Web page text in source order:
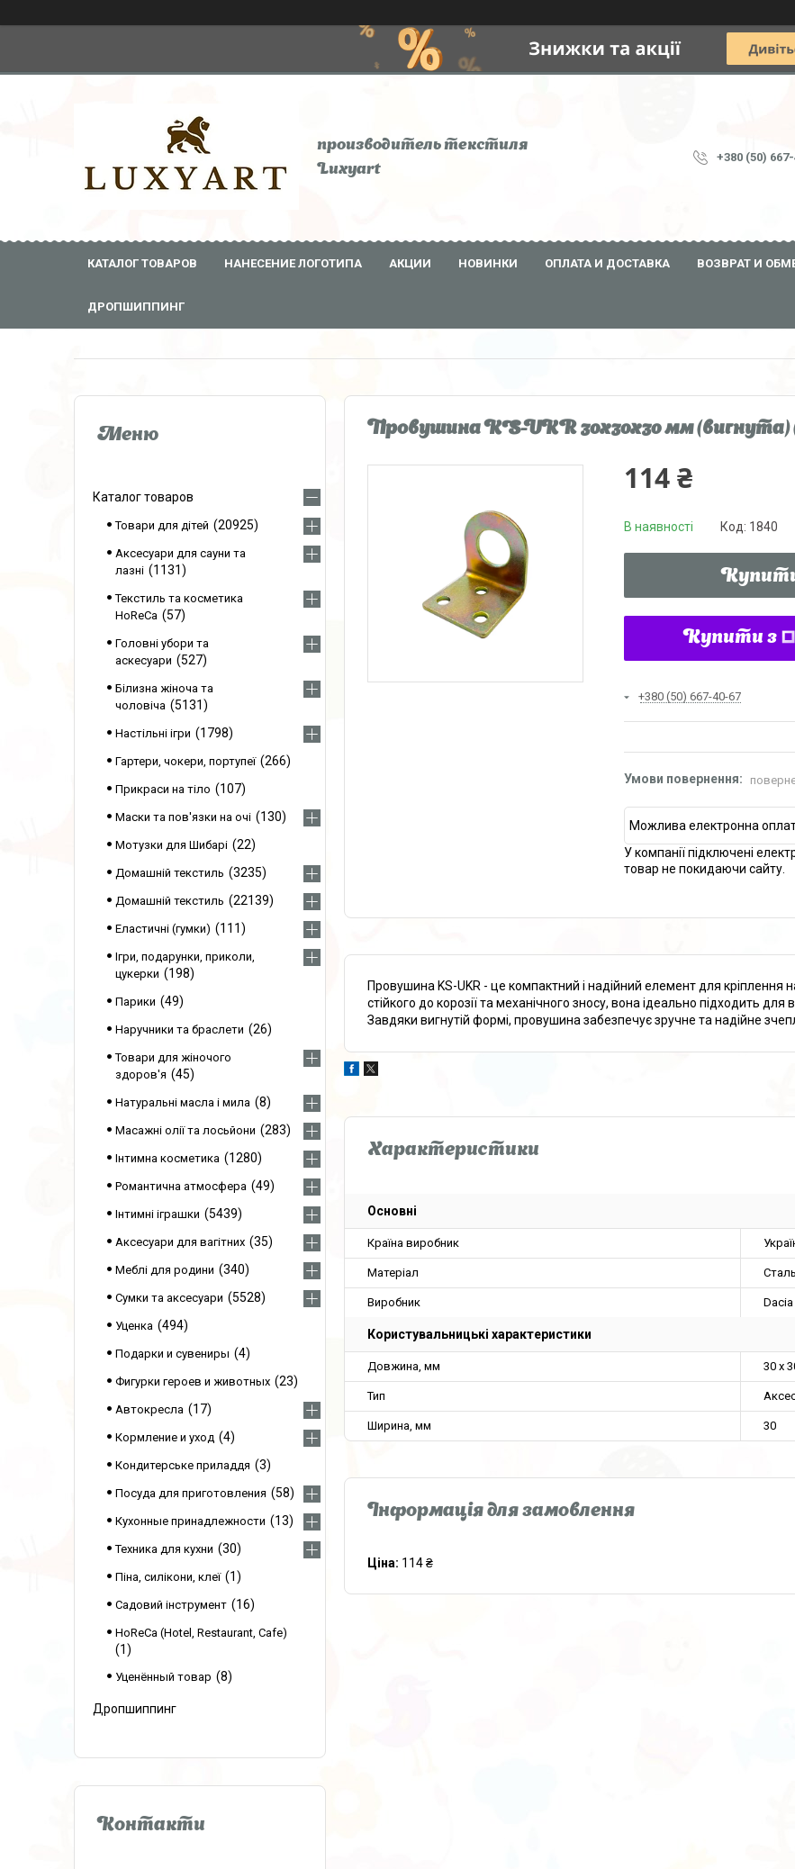
производитель текстиля
Luxyart
+380 (50)
КАТАЛОГ ТОВАРОВ НАНЕСЕНИЕ ЛОГОТИПА АКЦИИ НОВИНКИ ОПЛАТА И ДОСТАВКА ВОЗВРАТ И
ДРОПШИППИНГ
Провушина KS-UKR 30x30x30 мм (вигнута)
114 ₴
В наявності Код: 1840
Купити з
+380 (50) 667-40-67
У компанії підключені
товар не покидаючи сайту.
Провушина KS-UKR - це компактний і надійний елемент для кріплення
стійкого до корозії та механічного зносу, вона ідеально підходить для
Завдяки вигнутій формі, провушина забезпечує зручне та надійне
Характеристики
Основні
Країна виробник
Матеріал Сталь
Виробник Dacia
Користувальницькі характеристики
Довжина, мм 30 х
Тип
Ширина, мм 30
Інформація для замовлення
Ціна: 114 ₴
Каталог товаров
Товари для дітей 20925
Аксесуари для сауни та
лазні
1131
Текстиль та косметика
HoReCa
57
Головні убори та
аскесуари
527
Білизна жіноча та
чоловіча
5131
Настільні ігри 1798
Гартери, чокери, портупеї 266
Прикраси на тіло 107
Маски та пов'язки на очі 130
Мотузки для Шибарі 22
Домашній текстиль 3235
Домашній текстиль 22139
Еластичні (гумки) 111
Ігри, подарунки, приколи,
цукерки
198
Парики 49
Наручники та браслети 26
Товари для жіночого
здоров'я
45
Натуральні масла і мила 8
Масажні олії та лосьйони 283
Інтимна косметика 1280
Романтична атмосфера 49
Інтимні іграшки 5439
Аксесуари для вагітних 35
Меблі для родини 340
Сумки та аксесуари 5528
Уценка 494
Подарки и сувениры 4
Фигурки героев и животных 23
Автокресла 17
Кормление и уход 4
Кондитерське приладдя 3
Посуда для приготовления 58
Кухонные принадлежности 13
Техника для кухни 30
Піна, силікони, клеї 1
Садовий інструмент 16
HoReCa (Hotel, Restaurant, Cafe)
1
Уценённый товар 8
Дропшиппинг
Контакти